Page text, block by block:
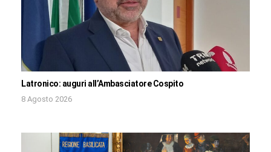
Latronico: auguri all’Ambasciatore Cospito
8 Agosto 2026